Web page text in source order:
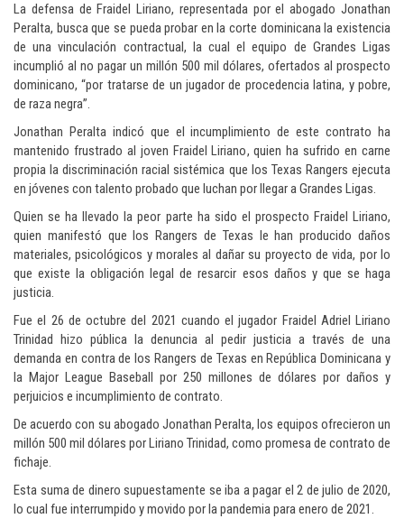
La defensa de Fraidel Liriano, representada por el abogado Jonathan
Peralta, busca que se pueda probar en la corte dominicana la existencia
de una vinculación contractual, la cual el equipo de Grandes Ligas
incumplió al no pagar un millón 500 mil dólares, ofertados al prospecto
dominicano, “por tratarse de un jugador de procedencia latina, y pobre,
de raza negra”.
Jonathan Peralta indicó que el incumplimiento de este contrato ha
mantenido frustrado al joven Fraidel Liriano, quien ha sufrido en carne
propia la discriminación racial sistémica que los Texas Rangers ejecuta
en jóvenes con talento probado que luchan por llegar a Grandes Ligas.
Quien se ha llevado la peor parte ha sido el prospecto Fraidel Liriano,
quien manifestó que los Rangers de Texas le han producido daños
materiales, psicológicos y morales al dañar su proyecto de vida, por lo
que existe la obligación legal de resarcir esos daños y que se haga
justicia.
Fue el 26 de octubre del 2021 cuando el jugador Fraidel Adriel Liriano
Trinidad hizo pública la denuncia al pedir justicia a través de una
demanda en contra de los Rangers de Texas en República Dominicana y
la Major League Baseball por 250 millones de dólares por daños y
perjuicios e incumplimiento de contrato.
De acuerdo con su abogado Jonathan Peralta, los equipos ofrecieron un
millón 500 mil dólares por Liriano Trinidad, como promesa de contrato de
fichaje.
Esta suma de dinero supuestamente se iba a pagar el 2 de julio de 2020,
lo cual fue interrumpido y movido por la pandemia para enero de 2021.